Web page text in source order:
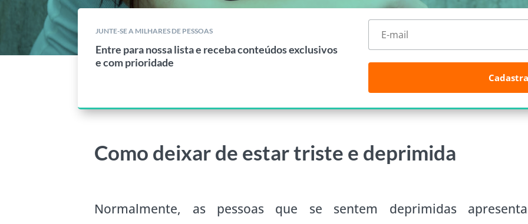
JUNTE-SE A MILHARES DE PESSOAS
Entre para nossa lista e receba conteúdos exclusivos
e com prioridade
Como deixar de estar triste e deprimida
Normalmente, as pessoas que se sentem deprimidas